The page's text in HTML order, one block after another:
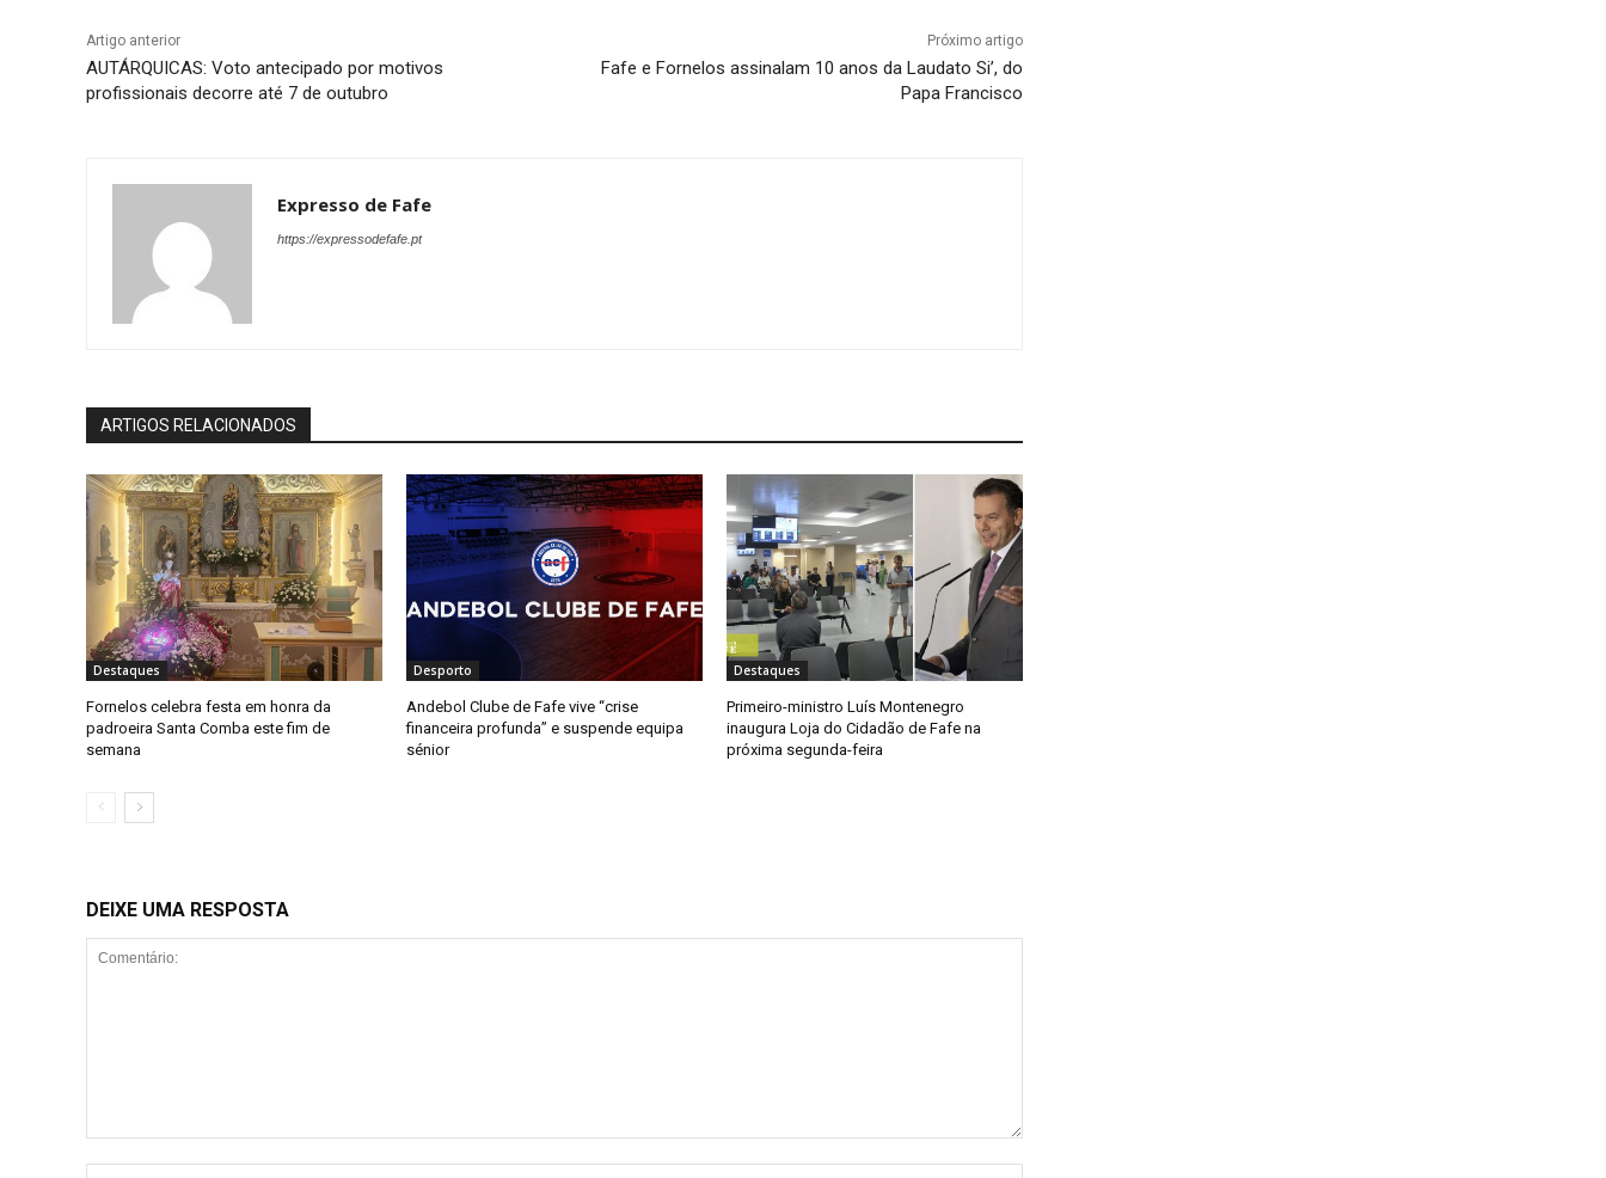
Artigo anterior
AUTÁRQUICAS: Voto antecipado por motivos
profissionais decorre até 7 de outubro
Próximo artigo
Fafe e Fornelos assinalam 10 anos da Laudato Si’, do
Papa Francisco
Expresso de Fafe
https://expressodefafe.pt
ARTIGOS RELACIONADOS
Destaques
Fornelos celebra festa em honra da
padroeira Santa Comba este fim de
semana
Desporto
Andebol Clube de Fafe vive “crise
financeira profunda” e suspende equipa
sénior
Destaques
Primeiro-ministro Luís Montenegro
inaugura Loja do Cidadão de Fafe na
próxima segunda-feira
DEIXE UMA RESPOSTA